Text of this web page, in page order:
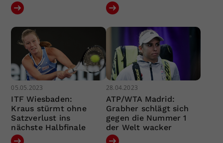
05.05.2023
ITF Wiesbaden:
Kraus stürmt ohne
Satzverlust ins
nächste Halbfinale
28.04.2023
ATP/WTA Madrid:
Grabher schlägt sich
gegen die Nummer 1
der Welt wacker